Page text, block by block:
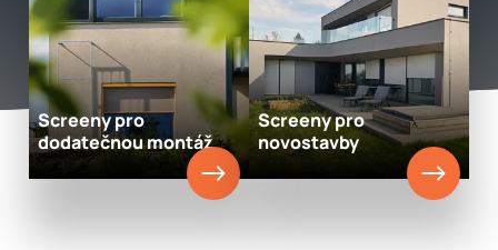
Screeny pro
dodatečnou montáž
Screeny pro
novostavby